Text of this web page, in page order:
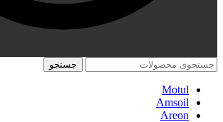
جستجو
Motul
Amsoil
Areon